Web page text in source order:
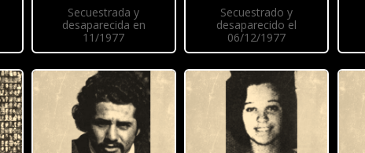
Secuestrada y
desaparecida en
11/1977
Secuestrado y
desaparecido el
06/12/1977